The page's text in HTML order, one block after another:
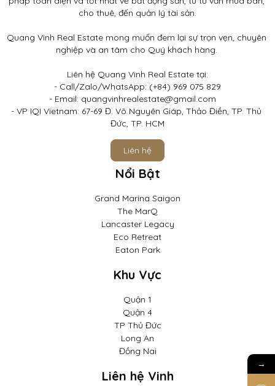
cho thuê, đến quản lý tài sản.
Quang Vinh Real Estate mong muốn đem lại sự trọn vẹn, chuyên
nghiệp và an tâm cho Quý khách hàng.
Liên hệ Quang Vinh Real Estate tại:
- Call/Zalo/WhatsApp: (+84) 969 075 829
- Email: quangvinhrealestate@gmail.com
- VP IQI Vietnam: 67-69 Đ. Võ Nguyên Giáp, Thảo Điền, TP. Thủ
Đức, TP. HCM
Liên hệ
Nổi Bật
Grand Marina Saigon
The MarQ
Lancaster Legacy
Eco Retreat
Eaton Park
Khu Vực
Quận 1
Quận 4
TP Thủ Đức
Long An
Đồng Nai
Liên hệ Vinh
→